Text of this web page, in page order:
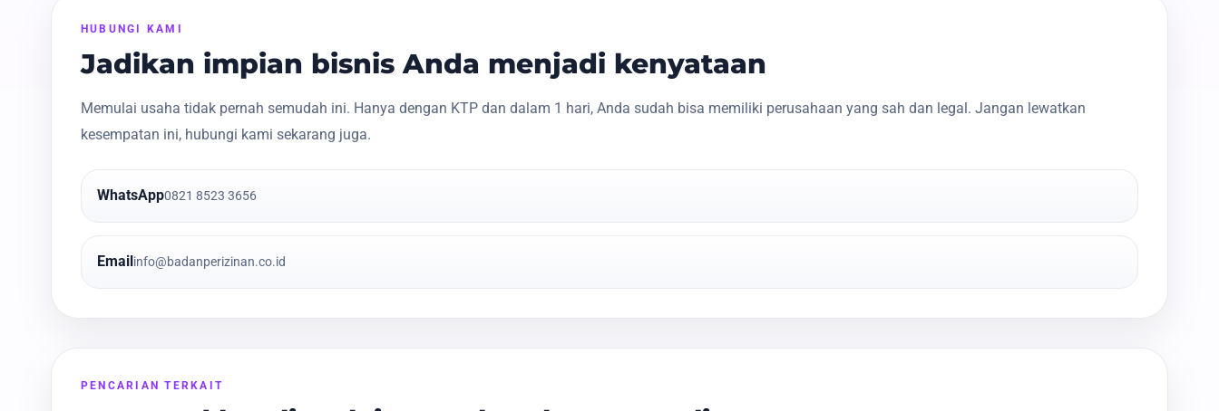
HUBUNGI KAMI
Jadikan impian bisnis Anda menjadi kenyataan
Memulai usaha tidak pernah semudah ini. Hanya dengan KTP dan dalam 1 hari, Anda sudah bisa memiliki perusahaan yang sah dan legal. Jangan lewatkan
kesempatan ini, hubungi kami sekarang juga.
WhatsApp0821 8523 3656
Emailinfo@badanperizinan.co.id
PENCARIAN TERKAIT